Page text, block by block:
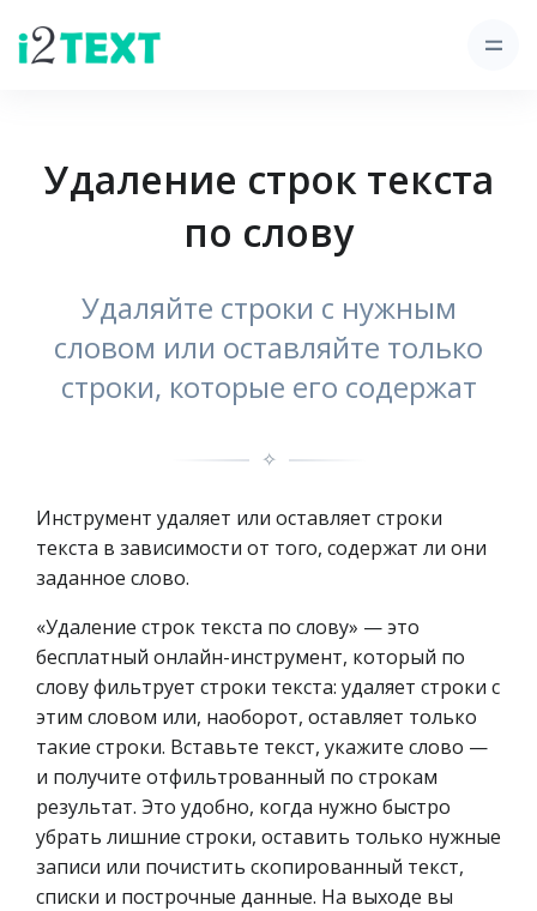
Удаление строк текста
по слову
Удаляйте строки с нужным
словом или оставляйте только
строки, которые его содержат
✧
Инструмент удаляет или оставляет строки
текста в зависимости от того, содержат ли они
заданное слово.
«Удаление строк текста по слову» — это
бесплатный онлайн-инструмент, который по
слову фильтрует строки текста: удаляет строки с
этим словом или, наоборот, оставляет только
такие строки. Вставьте текст, укажите слово —
и получите отфильтрованный по строкам
результат. Это удобно, когда нужно быстро
убрать лишние строки, оставить только нужные
записи или почистить скопированный текст,
списки и построчные данные. На выходе вы